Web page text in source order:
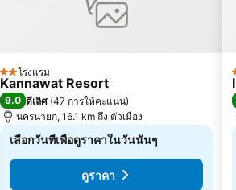
2 ดาวโรงแรม
Kannawat Resort
9.0 ดีเลิศ (47 การให้คะแนน)
นครนายก, 16.1 km ถึง ตัวเมือง
เลือกวันที่เพื่อดูราคาในวันนั้นๆ
ดูราคา